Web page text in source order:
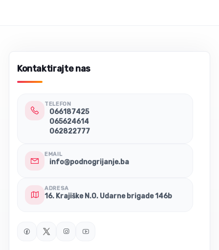
Kontaktirajte nas
TELEFON
066187425
065624614
062822777
EMAIL
info@podnogrijanje.ba
ADRESA
16. Krajiške N.O. Udarne brigade 146b